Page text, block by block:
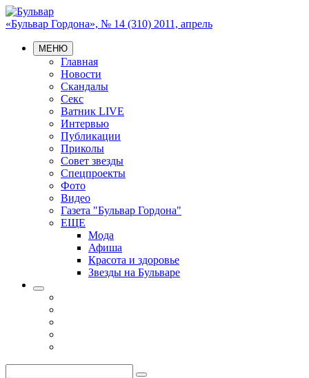
«Бульвар Гордона», № 14 (310) 2011, апрель
МЕНЮ
Главная
Новости
Скандалы
Секс
Ватник LIVE
Интервью
Публикации
Приколы
Совет звезды
Спецпроекты
Фото
Видео
Газета "Бульвар Гордона"
ЕЩЕ
Мода
Афиша
Красота и здоровье
Звезды на Бульваре